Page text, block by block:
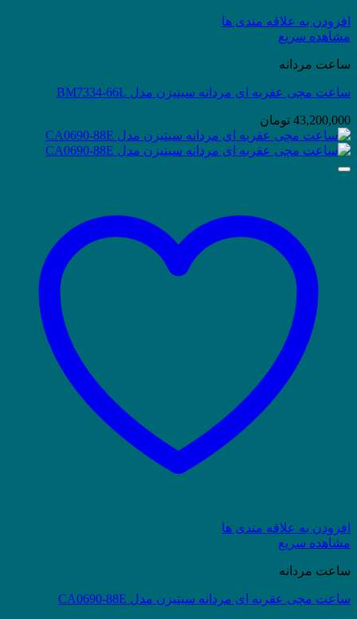
افزودن به علاقه مندی ها
مشاهده سریع
ساعت مردانه
ساعت مچی عقربه ای مردانه سیتیزن مدل BM7334-66L
43,200,000 تومان
افزودن به علاقه مندی ها
مشاهده سریع
ساعت مردانه
ساعت مچی عقربه ای مردانه سیتیزن مدل CA0690-88E